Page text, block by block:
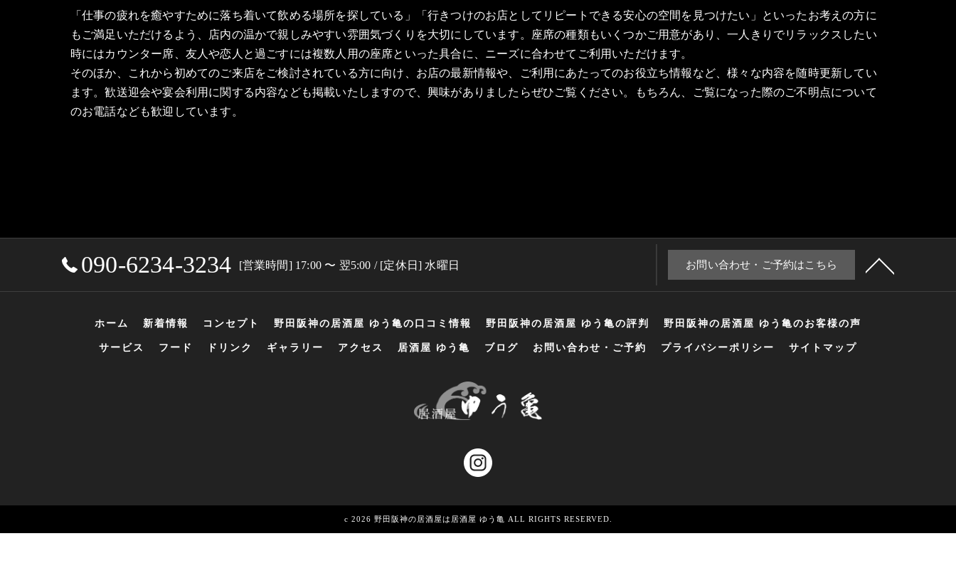
「仕事の疲れを癒やすために落ち着いて飲める場所を探している」「行きつけのお店としてリピートできる安心の空間を見つけたい」といったお考えの方に
もご満足いただけるよう、店内の温かで親しみやすい雰囲気づくりを大切にしています。座席の種類もいくつかご用意があり、一人きりでリラックスしたい
時にはカウンター席、友人や恋人と過ごすには複数人用の座席といった具合に、ニーズに合わせてご利用いただけます。
そのほか、これから初めてのご来店をご検討されている方に向け、お店の最新情報や、ご利用にあたってのお役立ち情報など、様々な内容を随時更新してい
ます。歓送迎会や宴会利用に関する内容なども掲載いたしますので、興味がありましたらぜひご覧ください。もちろん、ご覧になった際のご不明点について
のお電話なども歓迎しています。
090-6234-3234 [営業時間] 17:00 〜 翌5:00 / [定休日] 水曜日 お問い合わせ・ご予約はこちら
ホーム 新着情報 コンセプト 野田阪神の居酒屋 ゆう亀の口コミ情報 野田阪神の居酒屋 ゆう亀の評判 野田阪神の居酒屋 ゆう亀のお客様の声
サービス フード ドリンク ギャラリー アクセス 居酒屋 ゆう亀 ブログ お問い合わせ・ご予約 プライバシーポリシー サイトマップ
c 2026 野田阪神の居酒屋は居酒屋 ゆう亀 ALL RIGHTS RESERVED.